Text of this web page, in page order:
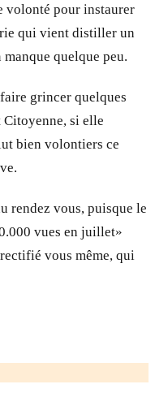
volonté pour instaurer
qui vient distiller un
quelque peu.
grincer quelques
Citoyenne, si elle
bien volontiers ce
rendez vous, puisque le
vues en juillet»
vous même, qui